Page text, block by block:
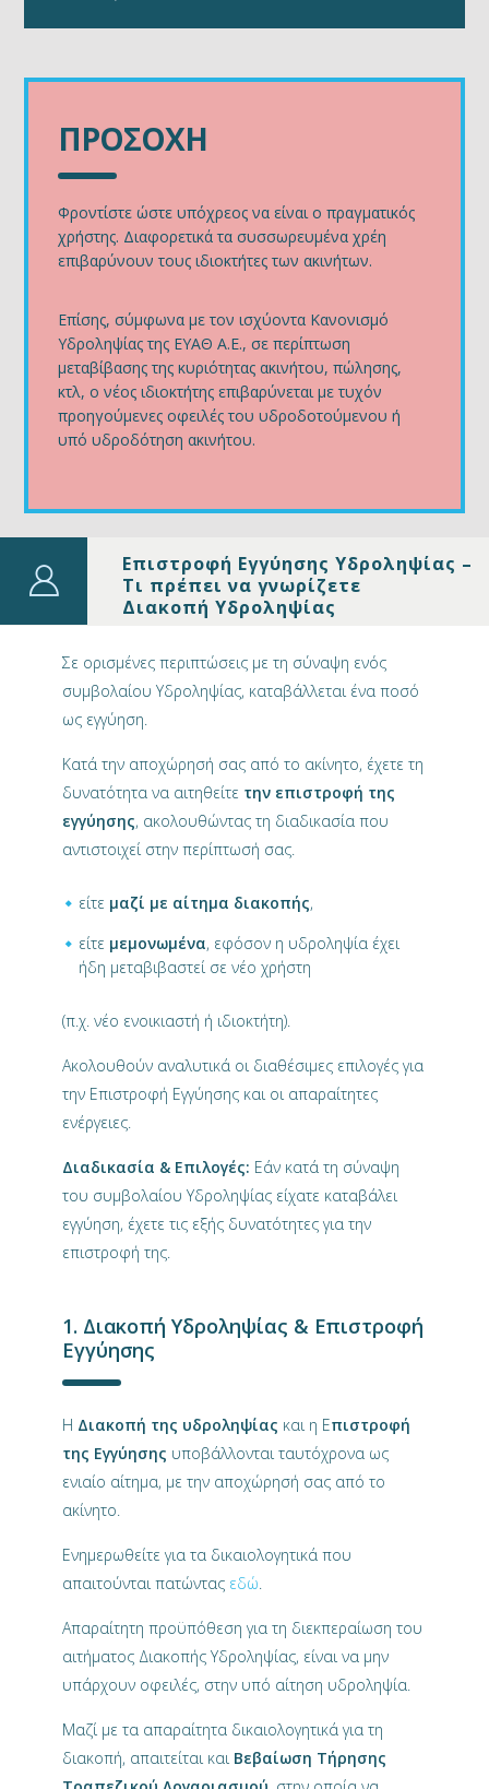
ΠΡΟΣΟΧΗ
Φροντίστε ώστε υπόχρεος να είναι ο πραγματικός
χρήστης. Διαφορετικά τα συσσωρευμένα χρέη
επιβαρύνουν τους ιδιοκτήτες των ακινήτων.
Επίσης, σύμφωνα με τον ισχύοντα Κανονισμό
Υδροληψίας της ΕΥΑΘ Α.Ε., σε περίπτωση
μεταβίβασης της κυριότητας ακινήτου, πώλησης,
κτλ, ο νέος ιδιοκτήτης επιβαρύνεται με τυχόν
προηγούμενες οφειλές του υδροδοτούμενου ή
υπό υδροδότηση ακινήτου.
Επιστροφή Εγγύησης Υδροληψίας –
Τι πρέπει να γνωρίζετε
Διακοπή Υδροληψίας
Σε ορισμένες περιπτώσεις με τη σύναψη ενός
συμβολαίου Υδροληψίας, καταβάλλεται ένα ποσό
ως εγγύηση.
Κατά την αποχώρησή σας από το ακίνητο, έχετε τη
δυνατότητα να αιτηθείτε την επιστροφή της
εγγύησης, ακολουθώντας τη διαδικασία που
αντιστοιχεί στην περίπτωσή σας.
είτε μαζί με αίτημα διακοπής,
είτε μεμονωμένα, εφόσον η υδροληψία έχει
ήδη μεταβιβαστεί σε νέο χρήστη
(π.χ. νέο ενοικιαστή ή ιδιοκτήτη).
Ακολουθούν αναλυτικά οι διαθέσιμες επιλογές για
την Επιστροφή Εγγύησης και οι απαραίτητες
ενέργειες.
Διαδικασία & Επιλογές: Εάν κατά τη σύναψη
του συμβολαίου Υδροληψίας είχατε καταβάλει
εγγύηση, έχετε τις εξής δυνατότητες για την
επιστροφή της.
1. Διακοπή Υδροληψίας & Επιστροφή
Εγγύησης
Η Διακοπή της υδροληψίας και η Επιστροφή
της Εγγύησης υποβάλλονται ταυτόχρονα ως
ενιαίο αίτημα, με την αποχώρησή σας από το
ακίνητο.
Ενημερωθείτε για τα δικαιολογητικά που
απαιτούνται πατώντας εδώ.
Απαραίτητη προϋπόθεση για τη διεκπεραίωση του
αιτήματος Διακοπής Υδροληψίας, είναι να μην
υπάρχουν οφειλές, στην υπό αίτηση υδροληψία.
Μαζί με τα απαραίτητα δικαιολογητικά για τη
διακοπή, απαιτείται και Βεβαίωση Τήρησης